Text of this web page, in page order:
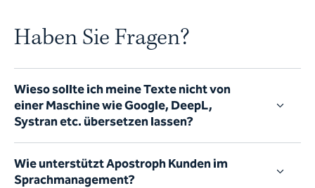
Haben Sie Fragen?
Wieso sollte ich meine Texte nicht von
einer Maschine wie Google, DeepL,
Systran etc. übersetzen lassen?
Wie unterstützt Apostroph Kunden im
Sprachmanagement?